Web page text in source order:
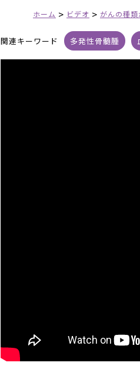
ホーム > ビデオ > がんの種
関連キーワード 多発性骨髄腫